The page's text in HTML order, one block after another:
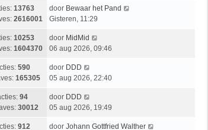
13763
2616001
door Bewaar het Pand
Gisteren, 11:29
10253
1604370
door MidMid
06 aug 2026, 09:46
590
165305
door DDD
05 aug 2026, 22:40
94
30012
door DDD
05 aug 2026, 19:49
912
door Johann Gottfried Walther